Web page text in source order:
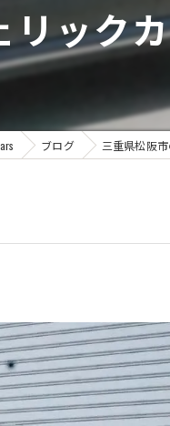
リック
ブログ 三重県松阪